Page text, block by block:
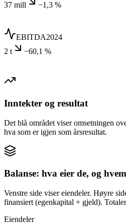
37 mill
−1,3 %
EBITDA2024
2 t
−60,1 %
Inntekter og resultat
Det blå området viser omsetningen
hva som er igjen som årsresultat.
Balanse: hva eier de, og
Venstre side viser eiendeler. Høyre
finansiert (egenkapital + gjeld).
Eiendeler